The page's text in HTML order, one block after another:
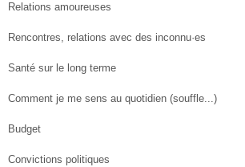
Relations amoureuses
Rencontres, relations avec des inconnu·es
Santé sur le long terme
Comment je me sens au quotidien (souffle...)
Budget
Convictions politiques